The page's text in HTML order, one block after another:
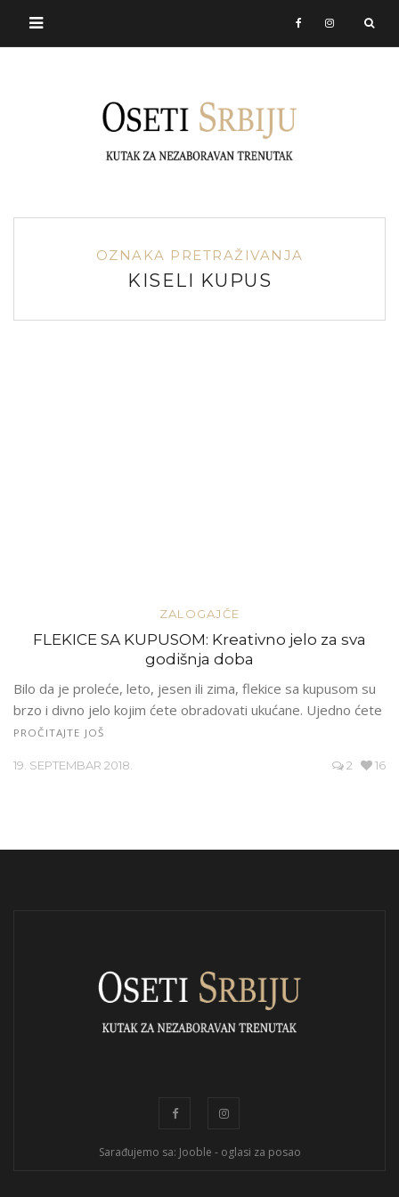
OZNAKA PRETRAŽIVANJA
KISELI KUPUS
ZALOGAJČE
FLEKICE SA KUPUSOM: Kreativno jelo za sva
godišnja doba
Bilo da je proleće, leto, jesen ili zima, flekice sa kupusom su
brzo i divno jelo kojim ćete obradovati ukućane. Ujedno ćete
PROČITAJTE JOŠ
19. SEPTEMBAR 2018. 2 16
Sarađujemo sa: Jooble - oglasi za posao